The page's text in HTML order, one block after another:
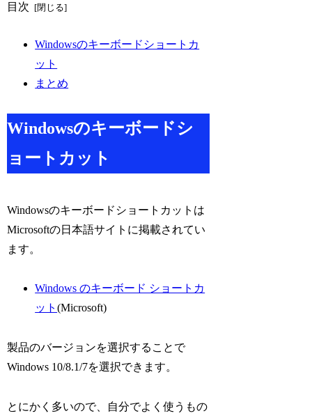
目次
Windowsのキーボードショートカ
ット
まとめ
Windowsのキーボードシ
ョートカット
Windowsのキーボードショートカットは
Microsoftの日本語サイトに掲載されてい
ます。
Windows のキーボード ショートカ
ット(Microsoft)
製品のバージョンを選択することで
Windows 10/8.1/7を選択できます。
とにかく多いので、自分でよく使うもの